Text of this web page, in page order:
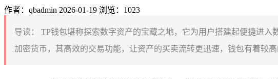
作者：qbadmin 2026-01-19 浏览：1023
导读：
TP钱包堪称探索数字资产的宝藏之地，它为用户搭建起便捷进入
加密货币，其高效的交易功能，让资产的买卖流转更迅速，钱包有着较